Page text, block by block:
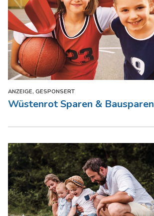
ANZEIGE, GESPONSERT
Wüstenrot Sparen & Bausparen